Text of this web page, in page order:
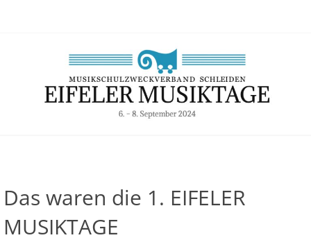
Das waren die 1. EIFELER
MUSIKTAGE